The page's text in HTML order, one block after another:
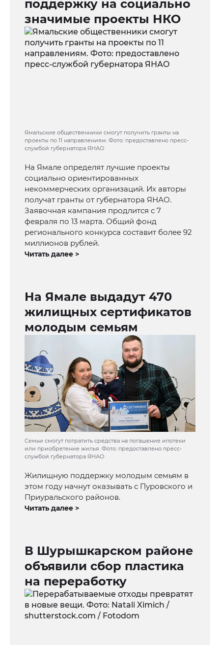
поддержку на социально
значимые проекты НКО
Ямальские общественники смогут получить гранты на
проекты по 11 направлениям. Фото: предоставлено пресс-
службой губернатора ЯНАО
На Ямале определят лучшие проекты
социально ориентированных
некоммерческих организаций. Их авторы
получат гранты от губернатора ЯНАО.
Заявочная кампания продлится с 7
февраля по 13 марта. Общий фонд
регионального конкурса составит более 92
миллионов рублей.
Читать далее >
На Ямале выдадут 470
жилищных сертификатов
молодым семьям
Семьи смогут потратить средства на погашение ипотеки
или приобретение жилья. Фото: предоставлено пресс-
службой губернатора ЯНАО
Жилищную поддержку молодым семьям в
этом году начнут оказывать с Пуровского и
Приуральского районов.
Читать далее >
В Шурышкарском районе
объявили сбор пластика
на переработку